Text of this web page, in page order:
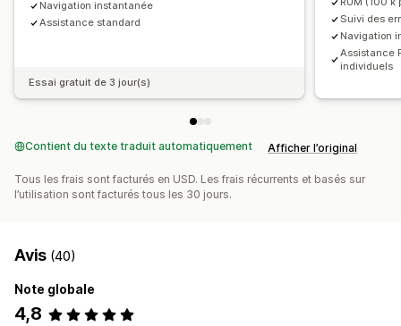
Navigation instantanée
Assistance standard
Essai gratuit de 3 jour(s)
Suivi des
Navigation
Assistance
individuels
Contient du texte traduit automatiquement Afficher l’original
Tous les frais sont facturés en USD. Les frais récurrents et basés sur
l’utilisation sont facturés tous les 30 jours.
Avis (40)
Note globale
4,8